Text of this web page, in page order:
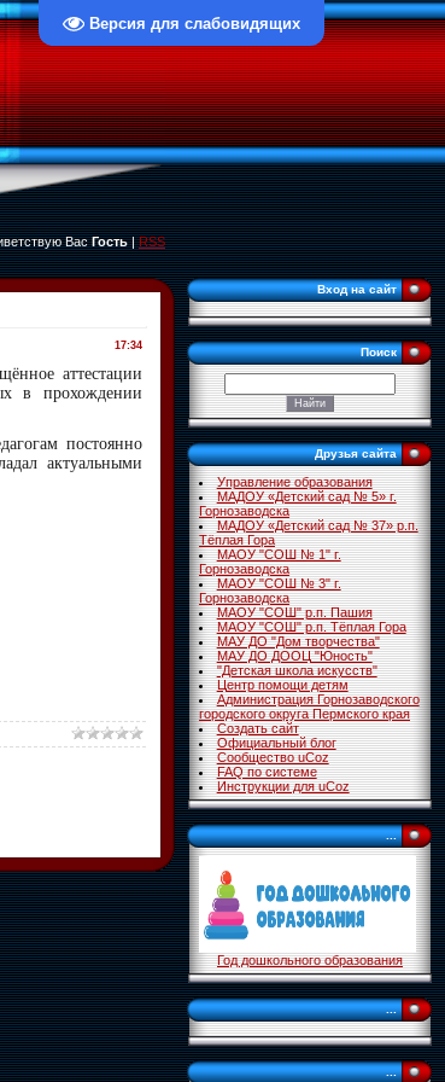
Версия для слабовидящих
Вас Гость|RSS
17:34
аттестации
в прохождении
постоянно
актуальными
Вход на сайт
Поиск
Друзья сайта
Управление образования
МАДОУ «Детский сад № 5» г.
Горнозаводска
МАДОУ «Детский сад № 37» р.п.
Тёплая Гора
МАОУ "СОШ № 1" г.
Горнозаводска
МАОУ "СОШ № 3" г.
Горнозаводска
МАОУ "СОШ" р.п. Пашия
МАОУ "СОШ" р.п. Тёплая Гора
МАУ ДО "Дом творчества"
МАУ ДО ДООЦ "Юность"
"Детская школа искусств"
Центр помощи детям
Администрация Горнозаводского
городского округа Пермского края
Создать сайт
Официальный блог
Сообщество uCoz
FAQ по системе
Инструкции для uCoz
...
Год дошкольного образования
...
...